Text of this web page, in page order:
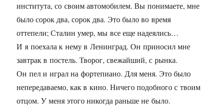
института, со своим автомобилем. Вы понимаете, мне
было сорок два, сорок два. Это было во время
оттепели; Сталин умер, мы все еще надеялись…
И я поехала к нему в Ленинград. Он приносил мне
завтрак в постель. Творог, свежайший, с рынка.
Он пел и играл на фортепиано. Для меня. Это было
непередаваемо, как в кино. Ничего подобного с твоим
отцом. У меня этого никогда раньше не было.